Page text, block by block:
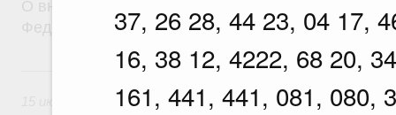
37, 26 28, 44 23, 04 17,
16, 38 12, 4222, 68 20,
161, 441, 441, 081, 080,
Федерации от 7 сентября 2018 г. № 1065
15 июля, среда